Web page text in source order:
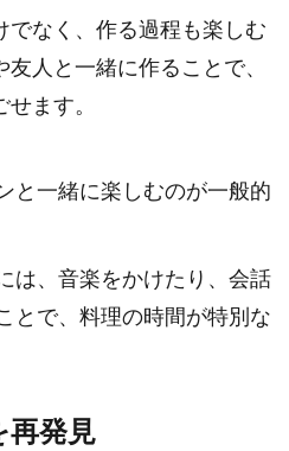
でなく、作る過程も楽しむ
人と一緒に作ることで、
ます。
と一緒に楽しむのが一般的
は、音楽をかけたり、会話
とで、料理の時間が特別な
再発見